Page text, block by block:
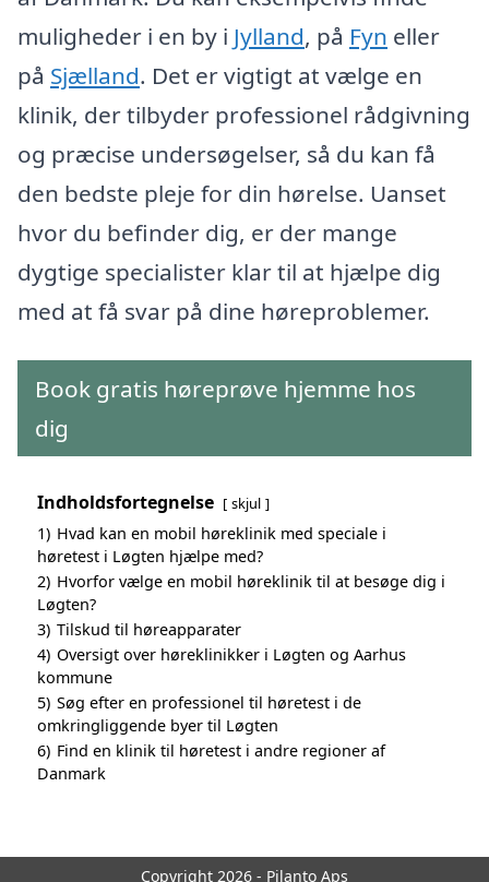
muligheder i en by i Jylland, på Fyn eller
på Sjælland. Det er vigtigt at vælge en
klinik, der tilbyder professionel rådgivning
og præcise undersøgelser, så du kan få
den bedste pleje for din hørelse. Uanset
hvor du befinder dig, er der mange
dygtige specialister klar til at hjælpe dig
med at få svar på dine høreproblemer.
Book gratis høreprøve hjemme hos
dig
Indholdsfortegnelse skjul
1) Hvad kan en mobil høreklinik med speciale i
høretest i Løgten hjælpe med?
2) Hvorfor vælge en mobil høreklinik til at besøge dig i
Løgten?
3) Tilskud til høreapparater
4) Oversigt over høreklinikker i Løgten og Aarhus
kommune
5) Søg efter en professionel til høretest i de
omkringliggende byer til Løgten
6) Find en klinik til høretest i andre regioner af
Danmark
Copyright 2026 - Pilanto Aps